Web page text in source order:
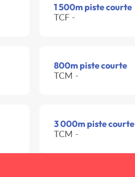
1 500m piste courte
TCF -
800m piste courte
TCM -
3 000m piste courte
TCM -